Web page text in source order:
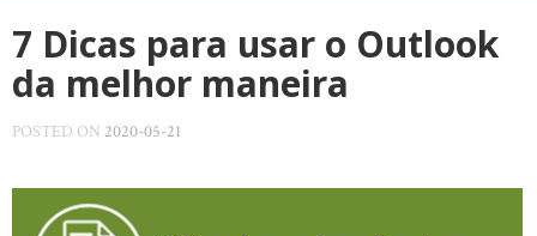
7 Dicas para usar o Outlook
da melhor maneira
POSTED ON 2020-05-21